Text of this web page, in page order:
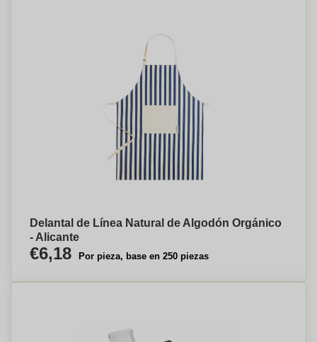
Delantal de Línea Natural de Algodón Orgánico
- Alicante
€6,18 Por pieza, base en 250 piezas